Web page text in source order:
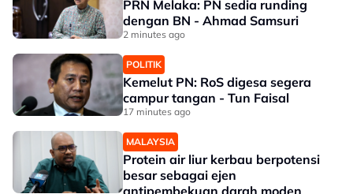
PRN Melaka: PN sedia runding
dengan BN - Ahmad Samsuri
2 minutes ago
POLITIK
Kemelut PN: RoS digesa segera
campur tangan - Tun Faisal
17 minutes ago
MALAYSIA
Protein air liur kerbau berpotensi
besar sebagai ejen
antipembekuan darah moden